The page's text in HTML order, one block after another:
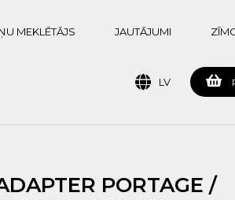
MEKLĒTĀJS JAUTĀJUMI
LV
PORTAGE /